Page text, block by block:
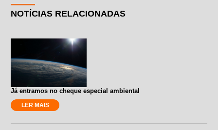
NOTÍCIAS RELACIONADAS
Já entramos no cheque especial ambiental
LER MAIS